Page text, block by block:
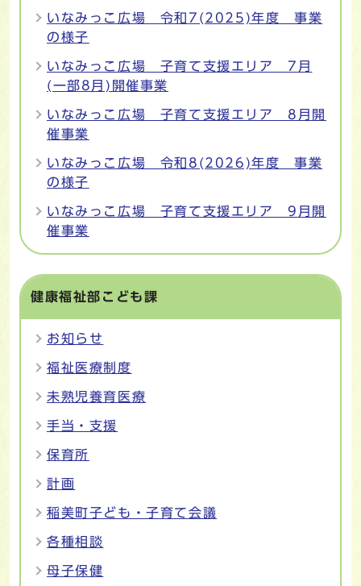
いなみっこ広場 令和7(2025)年度 事業
の様子
いなみっこ広場 子育て支援エリア 7月
(一部8月)開催事業
いなみっこ広場 子育て支援エリア 8月開
催事業
いなみっこ広場 令和8(2026)年度 事業
の様子
いなみっこ広場 子育て支援エリア 9月開
催事業
健康福祉部こども課
お知らせ
福祉医療制度
未熟児養育医療
手当・支援
保育所
計画
稲美町子ども・子育て会議
各種相談
母子保健